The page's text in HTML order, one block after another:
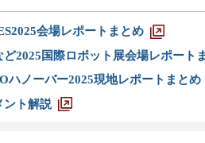
会場レポートまとめ
2025国際ロボット展会場レポート
ハノーバー2025現地レポートまとめ
ント解説